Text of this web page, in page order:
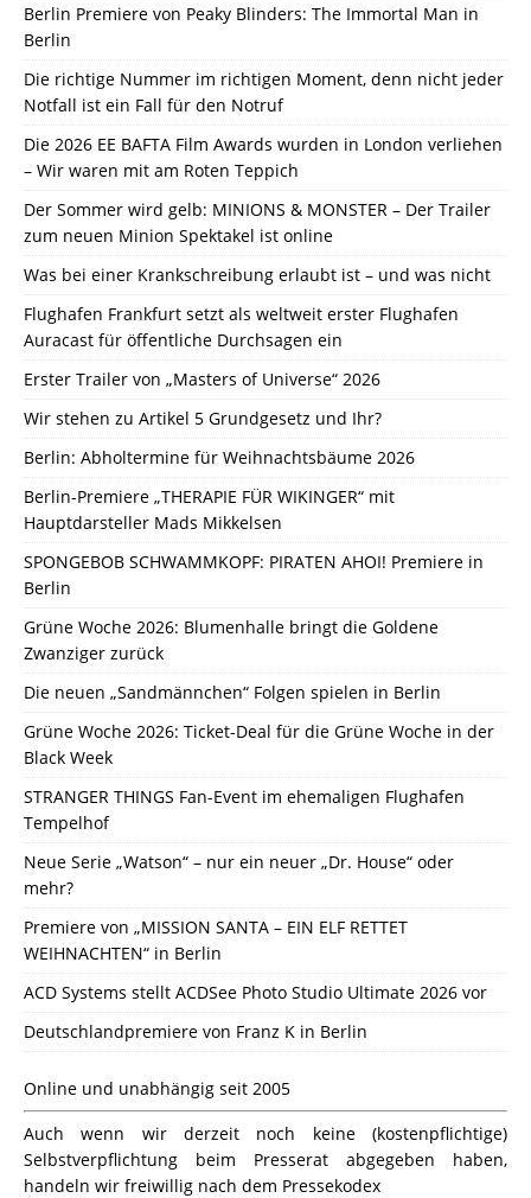
Berlin Premiere von Peaky Blinders: The Immortal Man in
Berlin
Die richtige Nummer im richtigen Moment, denn nicht jeder
Notfall ist ein Fall für den Notruf
Die 2026 EE BAFTA Film Awards wurden in London verliehen
– Wir waren mit am Roten Teppich
Der Sommer wird gelb: MINIONS & MONSTER – Der Trailer
zum neuen Minion Spektakel ist online
Was bei einer Krankschreibung erlaubt ist – und was nicht
Flughafen Frankfurt setzt als weltweit erster Flughafen
Auracast für öffentliche Durchsagen ein
Erster Trailer von „Masters of Universe“ 2026
Wir stehen zu Artikel 5 Grundgesetz und Ihr?
Berlin: Abholtermine für Weihnachtsbäume 2026
Berlin-Premiere „THERAPIE FÜR WIKINGER“ mit
Hauptdarsteller Mads Mikkelsen
SPONGEBOB SCHWAMMKOPF: PIRATEN AHOI! Premiere in
Berlin
Grüne Woche 2026: Blumenhalle bringt die Goldene
Zwanziger zurück
Die neuen „Sandmännchen“ Folgen spielen in Berlin
Grüne Woche 2026: Ticket-Deal für die Grüne Woche in der
Black Week
STRANGER THINGS Fan-Event im ehemaligen Flughafen
Tempelhof
Neue Serie „Watson“ – nur ein neuer „Dr. House“ oder
mehr?
Premiere von „MISSION SANTA – EIN ELF RETTET
WEIHNACHTEN“ in Berlin
ACD Systems stellt ACDSee Photo Studio Ultimate 2026 vor
Deutschlandpremiere von Franz K in Berlin
Online und unabhängig seit 2005
Auch wenn wir derzeit noch keine (kostenpflichtige)
Selbstverpflichtung beim Presserat abgegeben haben,
handeln wir freiwillig nach dem Pressekodex